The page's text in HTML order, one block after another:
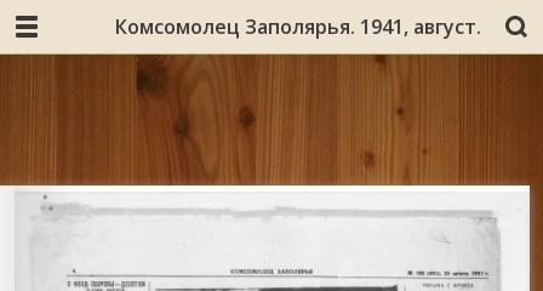
Комсомолец Заполярья. 1941, август.